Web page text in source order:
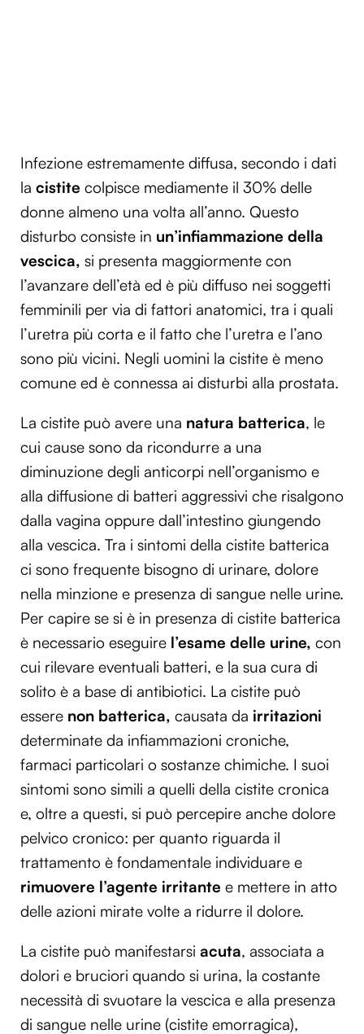
Infezione estremamente diffusa, secondo i dati
la cistite colpisce mediamente il 30% delle
donne almeno una volta all’anno. Questo
disturbo consiste in un’infiammazione della
vescica, si presenta maggiormente con
l’avanzare dell’età ed è più diffuso nei soggetti
femminili per via di fattori anatomici, tra i quali
l’uretra più corta e il fatto che l’uretra e l’ano
sono più vicini. Negli uomini la cistite è meno
comune ed è connessa ai disturbi alla prostata.
La cistite può avere una natura batterica, le
cui cause sono da ricondurre a una
diminuzione degli anticorpi nell’organismo e
alla diffusione di batteri aggressivi che risalgono
dalla vagina oppure dall’intestino giungendo
alla vescica. Tra i sintomi della cistite batterica
ci sono frequente bisogno di urinare, dolore
nella minzione e presenza di sangue nelle urine.
Per capire se si è in presenza di cistite batterica
è necessario eseguire l’esame delle urine, con
cui rilevare eventuali batteri, e la sua cura di
solito è a base di antibiotici. La cistite può
essere non batterica, causata da irritazioni
determinate da infiammazioni croniche,
farmaci particolari o sostanze chimiche. I suoi
sintomi sono simili a quelli della cistite cronica
e, oltre a questi, si può percepire anche dolore
pelvico cronico: per quanto riguarda il
trattamento è fondamentale individuare e
rimuovere l’agente irritante e mettere in atto
delle azioni mirate volte a ridurre il dolore.
La cistite può manifestarsi acuta, associata a
dolori e bruciori quando si urina, la costante
necessità di svuotare la vescica e alla presenza
di sangue nelle urine (cistite emorragica),